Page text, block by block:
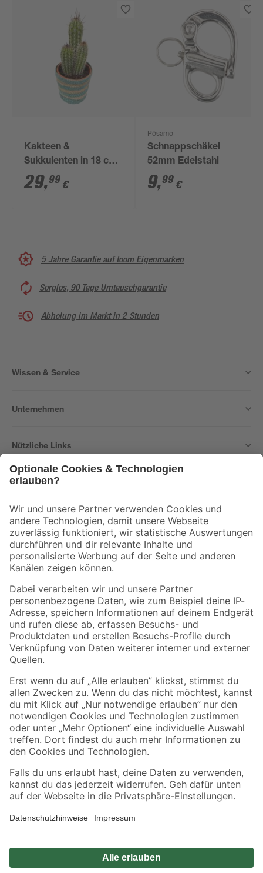
Kakteen &
Sukkulenten in 18 cm
Recyclingtopf
29,99 €
Pösamo
Schnappschäkel
52mm Edelstahl
9,99 €
5 Jahre Garantie auf toom Eigenmarken
Sorglos, 90 Tage Umtauschgarantie
Abholung im Markt in 2 Stunden
Wissen & Service
Unternehmen
Nützliche Links
Der toom Newsletter: Keine Angebote und Aktionen mehr verpassen!
Zur Newsletter Anmeldung
Folge uns
Zahlungsarten Versandarten
Sicher einkaufen
Jetzt die toom-App herunterladen
Alle Preisangaben in EUR inkl. gesetzl. MwSt.. Die dargestellten Angebote sind unter
Umständen nicht in allen Märkten verfügbar. Die angegebenen Verfügbarkeiten beziehen
Produkte nur solange der Vorrat reicht.
*Paketversand ab 59 € versandkostenfrei, gilt nicht für Artikel mit Speditionsversand, hier
Privatsphäre Impressum
Nutzungsbedingungen
Widerrufsrecht Vertrag widerrufen